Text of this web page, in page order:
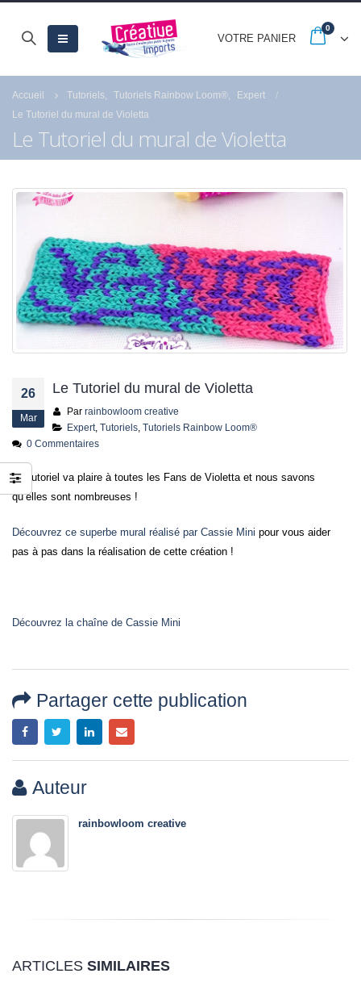
VOTRE PANIER
0
Accueil Tutoriels Tutoriels Rainbow Loom®
Expert
Le Tutoriel du mural de Violetta
Le Tutoriel du mural de Violetta
26
Mar
Le Tutoriel du mural de Violetta
Par rainbowloom creative
Expert, Tutoriels, Tutoriels Rainbow Loom®
0 Commentaires
Ce tutoriel va plaire à toutes les Fans de Violetta et nous savons
qu’elles sont nombreuses !
Découvrez ce superbe mural réalisé par Cassie Mini pour vous aider
pas à pas dans la réalisation de cette création !
Découvrez la chaîne de Cassie Mini
Partager cette publication
Auteur
rainbowloom creative
ARTICLES SIMILAIRES
septembre avec les
French Days
pour réussir la
numéro de Royal
Fermeture estivale
21 juillet 2026
Profitez des